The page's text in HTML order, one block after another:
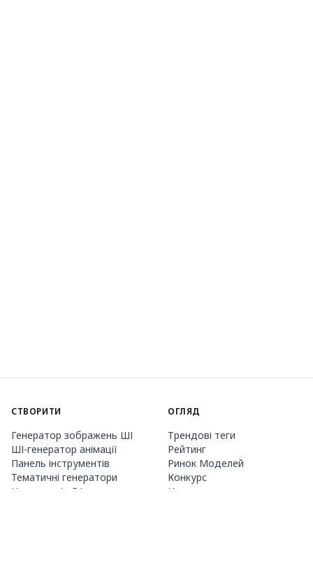
СТВОРИТИ
Генератор зображень ШІ
ШІ-генератор анімації
Панель інструментів
Тематичні генератори
Навчання LoRA
ОГЛЯД
Трендові теги
Рейтинг
Ринок Моделей
Конкурс
Новини